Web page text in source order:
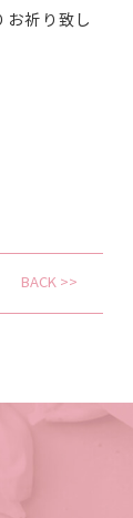
祈り致し
BACK >>